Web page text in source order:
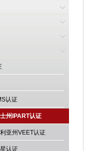
认证
州IPART认证
亚州VEET认证
认证